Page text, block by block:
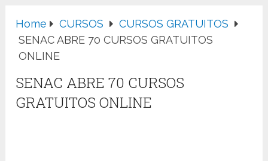
Home CURSOS
CURSOS GRATUITOS
SENAC ABRE 70 CURSOS GRATUITOS
ONLINE
SENAC ABRE 70 CURSOS
GRATUITOS ONLINE